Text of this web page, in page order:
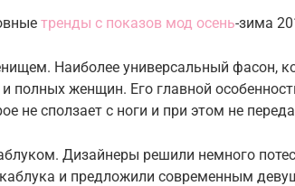
тренды с показов мод осень-зима
Наиболее универсальный фасон,
полных женщин. Его главной
не сползает с ноги и при этом не
Дизайнеры решили немного
и предложили современным